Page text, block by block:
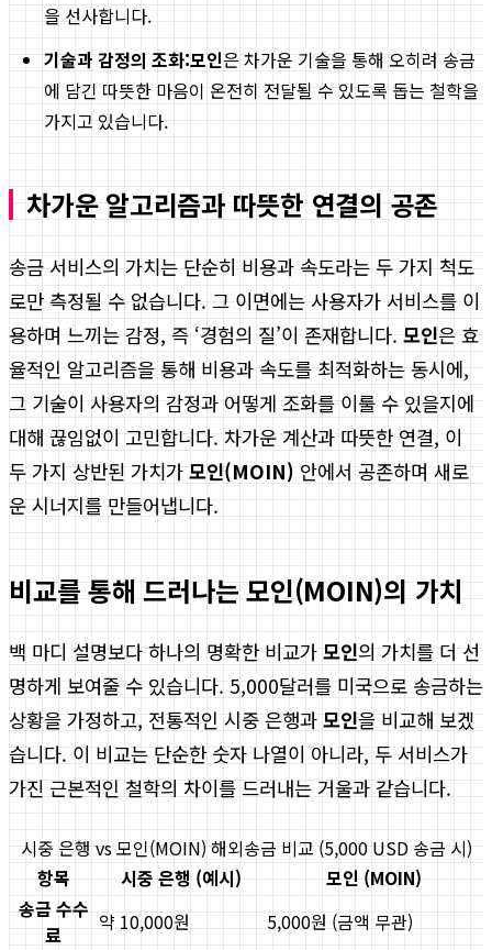
을 선사합니다.
기술과 감정의 조화:모인은 차가운 기술을 통해 오히려 송금
에 담긴 따뜻한 마음이 온전히 전달될 수 있도록 돕는 철학을
가지고 있습니다.
차가운 알고리즘과 따뜻한 연결의 공존
송금 서비스의 가치는 단순히 비용과 속도라는 두 가지 척도
로만 측정될 수 없습니다. 그 이면에는 사용자가 서비스를 이
용하며 느끼는 감정, 즉 ‘경험의 질’이 존재합니다. 모인은 효
율적인 알고리즘을 통해 비용과 속도를 최적화하는 동시에,
그 기술이 사용자의 감정과 어떻게 조화를 이룰 수 있을지에
대해 끊임없이 고민합니다. 차가운 계산과 따뜻한 연결, 이
두 가지 상반된 가치가 모인(MOIN) 안에서 공존하며 새로
운 시너지를 만들어냅니다.
비교를 통해 드러나는 모인(MOIN)의 가치
백 마디 설명보다 하나의 명확한 비교가 모인의 가치를 더 선
명하게 보여줄 수 있습니다. 5,000달러를 미국으로 송금하는
상황을 가정하고, 전통적인 시중 은행과 모인을 비교해 보겠
습니다. 이 비교는 단순한 숫자 나열이 아니라, 두 서비스가
가진 근본적인 철학의 차이를 드러내는 거울과 같습니다.
시중 은행 vs 모인(MOIN) 해외송금 비교 (5,000 USD 송금 시)
항목
시중 은행 (예시)
모인 (MOIN)
송금 수수
료
약 10,000원
5,000원 (금액 무관)